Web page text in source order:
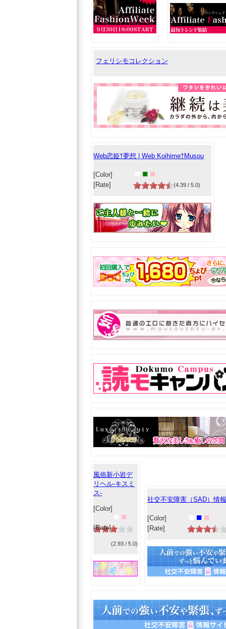
フェリシモコレクション
Web恋姫†夢想 | Web Koihime†Musou
[Color] ■ ■
[Rate] (4.39 / 5.0)
風俗新小岩デ
リヘル-キスミ
ス-
[Color]
■
[Rate]
(2.93 / 5.0)
社交不安障害（SAD）情
[Color] ■ ■
[Rate]